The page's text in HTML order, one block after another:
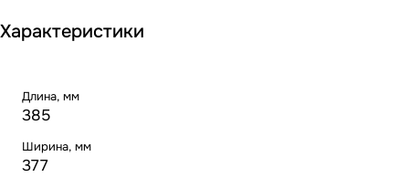
Характеристики
Длина, мм
385
Ширина, мм
377